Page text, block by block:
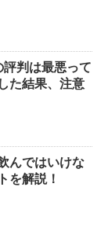
判は最悪って
た結果、注意
んではいけな
を解説！